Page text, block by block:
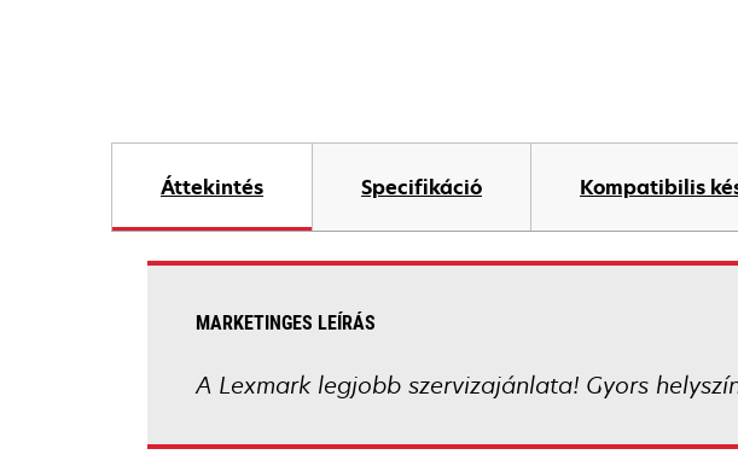
Áttekintés Specifikáció Kompatibilis
MARKETINGES LEÍRÁS
A Lexmark legjobb szervizajánlata! Gyors